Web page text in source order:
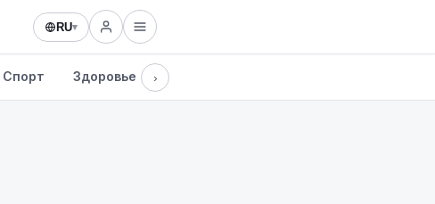
RU▾
Спорт Здоровье Культура
›